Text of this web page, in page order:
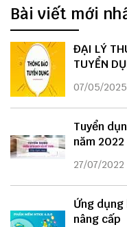
Bài viết mới
ĐẠI LÝ
TUYỂN
07/05/2025
Tuyển
năm 2022
27/07/2022
Ứng
nâng cấp